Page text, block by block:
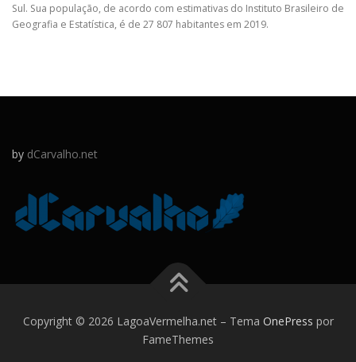
Sul. Sua população, de acordo com estimativas do Instituto Brasileiro de
Geografia e Estatística, é de 27 807 habitantes em 2019.
by dCarvalho.net
Copyright © 2026 LagoaVermelha.net – Tema OnePress por
FameThemes